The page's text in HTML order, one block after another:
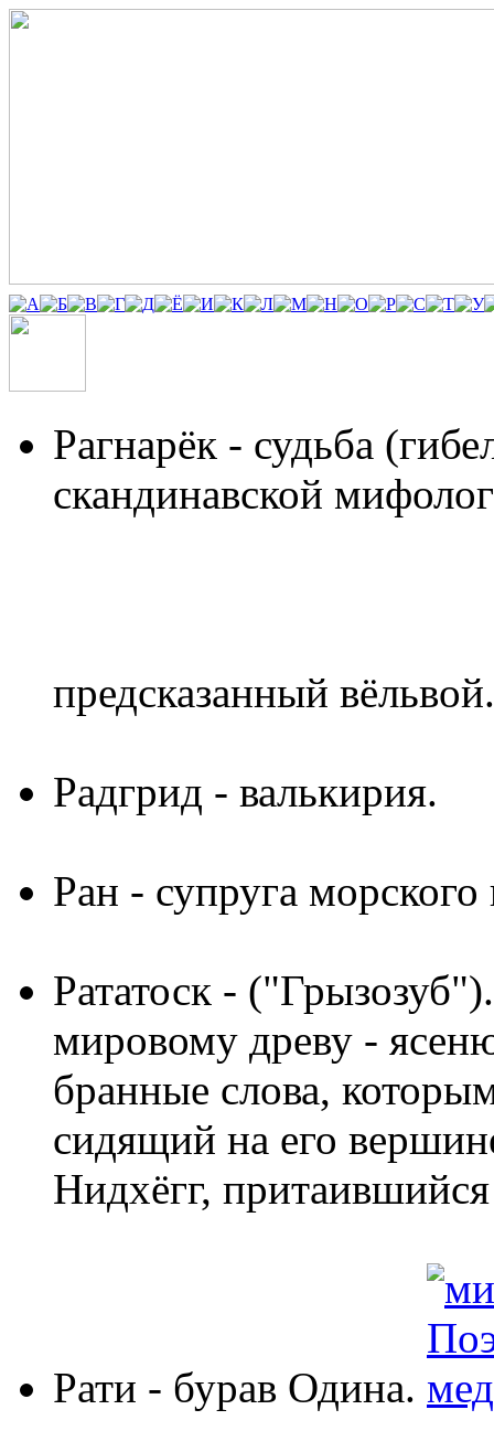
Рагнарёк - судьба
скандинавской
предсказанный
Радгрид - валькирия.
Ран - супруга
Рататоск -
мировому древу -
бранные слова,
сидящий на его
Нидхёгг,
Рати - бурав Одина.